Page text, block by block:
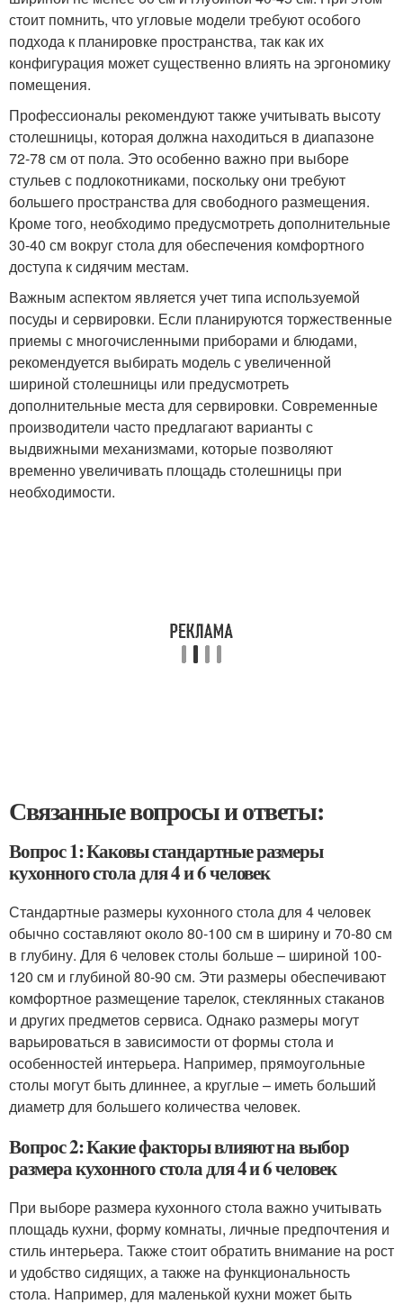
стоит помнить, что угловые модели требуют особого
подхода к планировке пространства, так как их
конфигурация может существенно влиять на эргономику
помещения.
Профессионалы рекомендуют также учитывать высоту
столешницы, которая должна находиться в диапазоне
72-78 см от пола. Это особенно важно при выборе
стульев с подлокотниками, поскольку они требуют
большего пространства для свободного размещения.
Кроме того, необходимо предусмотреть дополнительные
30-40 см вокруг стола для обеспечения комфортного
доступа к сидячим местам.
Важным аспектом является учет типа используемой
посуды и сервировки. Если планируются торжественные
приемы с многочисленными приборами и блюдами,
рекомендуется выбирать модель с увеличенной
шириной столешницы или предусмотреть
дополнительные места для сервировки. Современные
производители часто предлагают варианты с
выдвижными механизмами, которые позволяют
временно увеличивать площадь столешницы при
необходимости.
Связанные вопросы и ответы:
Вопрос 1: Каковы стандартные размеры
кухонного стола для 4 и 6 человек
Стандартные размеры кухонного стола для 4 человек
обычно составляют около 80-100 см в ширину и 70-80 см
в глубину. Для 6 человек столы больше – шириной 100-
120 см и глубиной 80-90 см. Эти размеры обеспечивают
комфортное размещение тарелок, стеклянных стаканов
и других предметов сервиса. Однако размеры могут
варьироваться в зависимости от формы стола и
особенностей интерьера. Например, прямоугольные
столы могут быть длиннее, а круглые – иметь больший
диаметр для большего количества человек.
Вопрос 2: Какие факторы влияют на выбор
размера кухонного стола для 4 и 6 человек
При выборе размера кухонного стола важно учитывать
площадь кухни, форму комнаты, личные предпочтения и
стиль интерьера. Также стоит обратить внимание на рост
и удобство сидящих, а также на функциональность
стола. Например, для маленькой кухни может быть